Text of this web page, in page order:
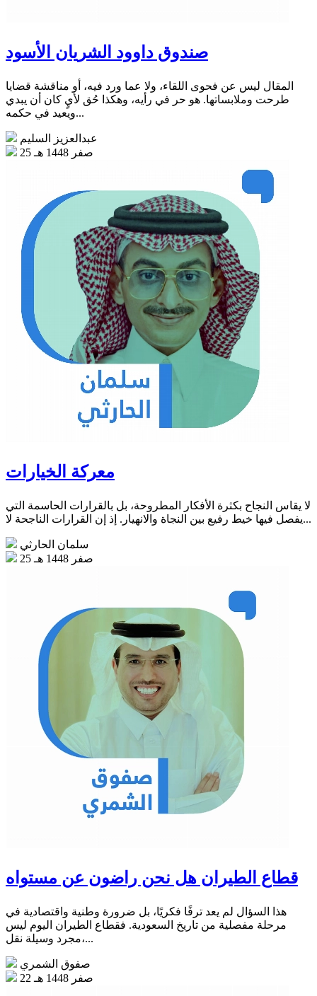
صندوق داوود الشريان الأسود
المقال ليس عن فحوى اللقاء، ولا عما ورد فيه، أو مناقشة قضايا
طرحت وملابساتها. هو حر في رأيه، وهكذا حُق لأيٍ كان أن يبدي
ويعيد في حكمه...
عبدالعزيز السليم
25 صفر 1448 هـ
معركة الخيارات
لا يقاس النجاح بكثرة الأفكار المطروحة، بل بالقرارات الحاسمة التي
يفصل فيها خيط رفيع بين النجاة والانهيار. إذ إن القرارات الناجحة لا...
سلمان الحارثي
25 صفر 1448 هـ
قطاع الطيران هل نحن راضون عن مستواه
هذا السؤال لم يعد ترفًا فكريًا، بل ضرورة وطنية واقتصادية في
مرحلة مفصلية من تاريخ السعودية. فقطاع الطيران اليوم ليس
مجرد وسيلة نقل،...
صفوق الشمري
22 صفر 1448 هـ